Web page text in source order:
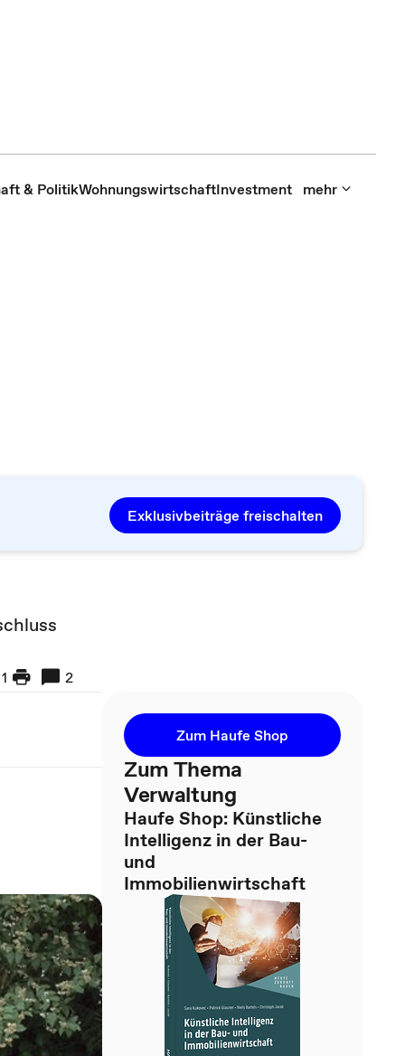
& PolitikWohnungswirtschaftInvestment mehr
Exklusivbeiträge freischalten
1 2
Zum Haufe Shop
Zum Thema
Verwaltung
Haufe Shop: Künstliche
Intelligenz in der Bau-
und
Immobilienwirtschaft